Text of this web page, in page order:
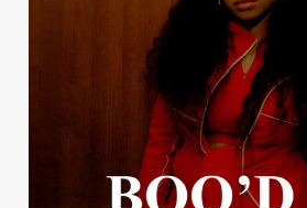
Home
Cover Story
Publicidad
Contacto
Aviso Legal